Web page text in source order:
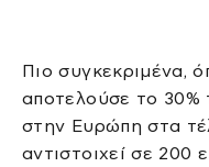
Πιο συγκεκριμένα,
αποτελούσε το
στην Ευρώπη στα
αντιστοιχεί σε 200